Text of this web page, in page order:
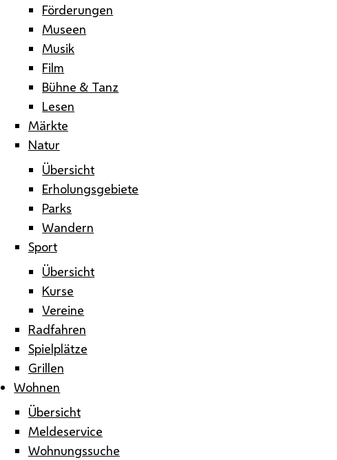
Förderungen
Museen
Musik
Film
Bühne & Tanz
Lesen
Märkte
Natur
Übersicht
Erholungsgebiete
Parks
Wandern
Sport
Übersicht
Kurse
Vereine
Radfahren
Spielplätze
Grillen
Wohnen
Übersicht
Meldeservice
Wohnungssuche